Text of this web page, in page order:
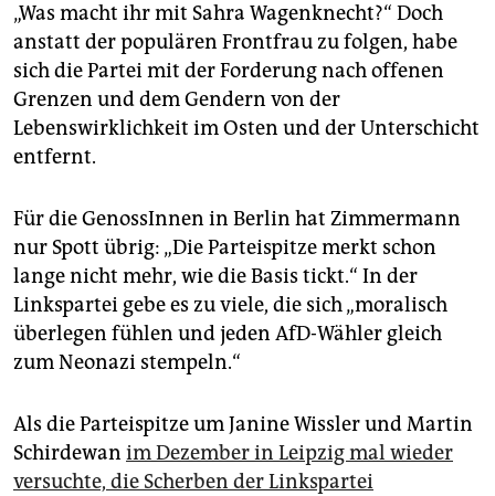
„Was macht ihr mit Sahra Wagenknecht?“ Doch
anstatt der populären Frontfrau zu folgen, habe
sich die Partei mit der Forderung nach offenen
Grenzen und dem Gendern von der
Lebenswirklichkeit im Osten und der Unterschicht
entfernt.
Für die GenossInnen in Berlin hat Zimmermann
nur Spott übrig: „Die Parteispitze merkt schon
lange nicht mehr, wie die Basis tickt.“ In der
Linkspartei gebe es zu viele, die sich „moralisch
überlegen fühlen und jeden AfD-Wähler gleich
zum Neonazi stempeln.“
Als die Parteispitze um Janine Wissler und Martin
Schirdewan im Dezember in Leipzig mal wieder
versuchte, die Scherben der Linkspartei